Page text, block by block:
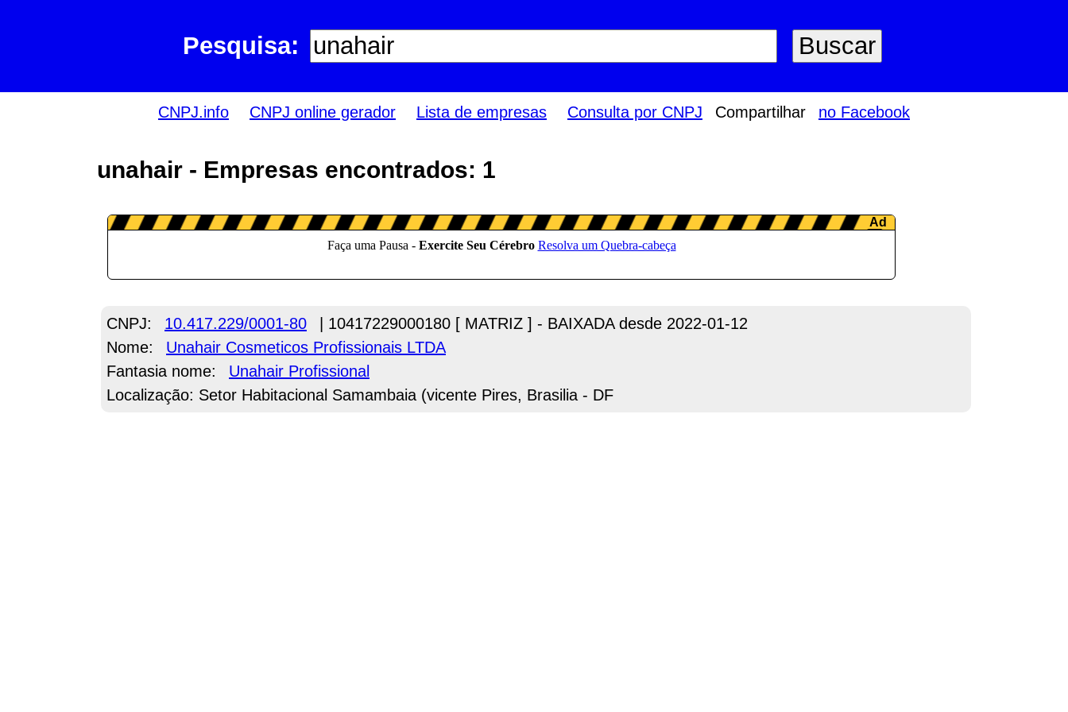
Pesquisa:
CNPJ.info CNPJ online gerador Lista de empresas Consulta por CNPJ Compartilhar no Facebook
unahair - Empresas encontrados: 1
CNPJ: 10.417.229/0001-80
| 10417229000180 [ MATRIZ ] - BAIXADA desde 2022-01-12
Nome:
Unahair Cosmeticos Profissionais LTDA
Fantasia nome:
Unahair Profissional
Localização: Setor Habitacional Samambaia (vicente Pires, Brasilia - DF